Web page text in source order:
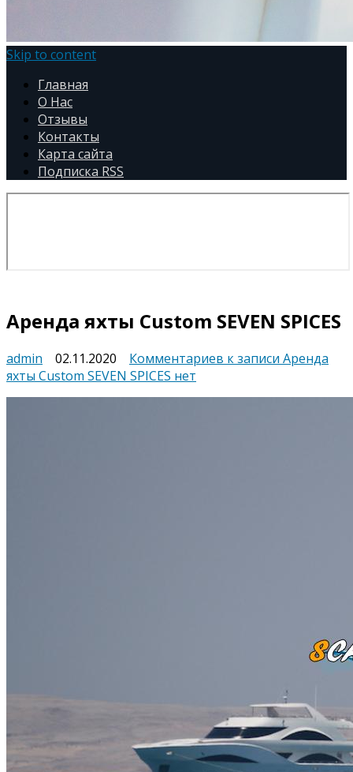
Skip to content
Главная
О Нас
Отзывы
Контакты
Карта сайта
Подписка RSS
Аренда яхты Custom SEVEN SPICES
admin 02.11.2020 Комментариев к записи Аренда
яхты Custom SEVEN SPICES нет